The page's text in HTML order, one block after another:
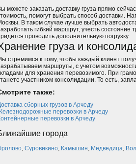
можете заказать доставку груза прямо
помогут выбрать способ доставки.
В таком случае лучше выбрать
гибкий маршрут, учесть состояние
проводить дополнительную погрузку.
груза и
стремимся к тому, чтобы каждый клиент
маршруты, с учетом
для хранения перевозимого. При
участником консолидации. То есть,
также:
сборных грузов в Арчеду
перевозки в Арчеду
перевозки в Арчеду
города
, Суровикино, Камышин, Медведица,